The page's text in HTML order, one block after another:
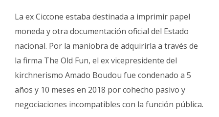
La ex Ciccone estaba destinada a imprimir papel
moneda y otra documentación oficial del Estado
nacional. Por la maniobra de adquirirla a través de
la firma The Old Fun, el ex vicepresidente del
kirchnerismo Amado Boudou fue condenado a 5
años y 10 meses en 2018 por cohecho pasivo y
negociaciones incompatibles con la función pública.